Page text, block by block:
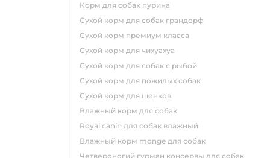
корм для собак пурина
сухой корм для собак грандорф
сухой корм премиум класса
сухой корм для чихуахуа
сухой корм для собак с рыбой
сухой корм для пожилых собак
сухой корм для щенков
влажный корм для собак
royal canin для собак влажный
влажный корм monge для собак
четвероногий гурман консервы для собак